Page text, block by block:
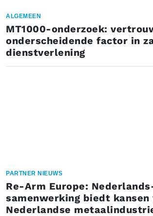
ALGEMEEN
MT1000-onderzoek:
onderscheidende factor in
dienstverlening
PARTNER NIEUWS
Re-Arm Europe:
samenwerking biedt kansen
Nederlandse